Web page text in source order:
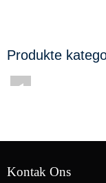
Produkte
Kontak Ons